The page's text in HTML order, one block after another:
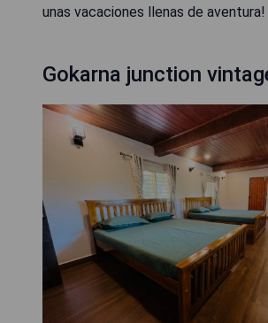
unas vacaciones llenas de aventura!
Gokarna junction